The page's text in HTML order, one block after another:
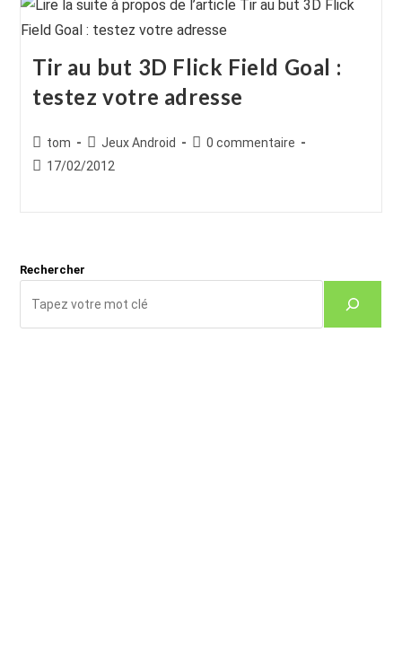
Tir au but 3D Flick Field Goal :
testez votre adresse
Auteur/autrice
de
tom
Post
category:
Jeux Android
Commentaires
0 commentaire
Publication
17/02/2012
Rechercher